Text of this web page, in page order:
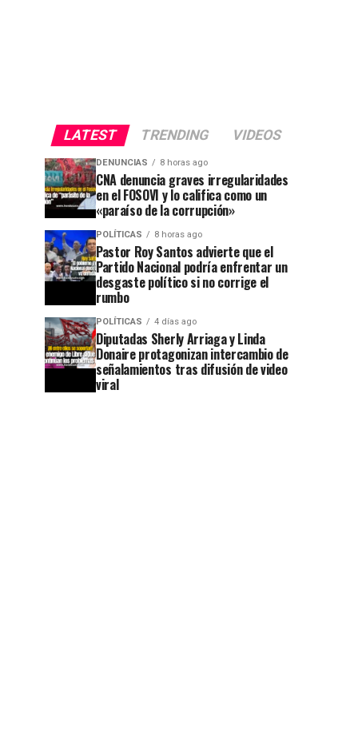
LATEST TRENDING VIDEOS
DENUNCIAS 8 horas ago
CNA denuncia graves irregularidades
en el FOSOVI y lo califica como un
«paraíso de la corrupción»
POLÍTICAS 8 horas ago
Pastor Roy Santos advierte que el
Partido Nacional podría enfrentar un
desgaste político si no corrige el
rumbo
POLÍTICAS 4 días ago
Diputadas Sherly Arriaga y Linda
Donaire protagonizan intercambio de
señalamientos tras difusión de video
viral